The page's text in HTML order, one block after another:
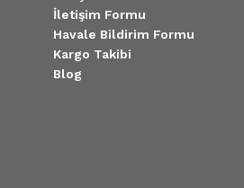
İletişim Formu
Havale Bildirim Formu
Kargo Takibi
Blog